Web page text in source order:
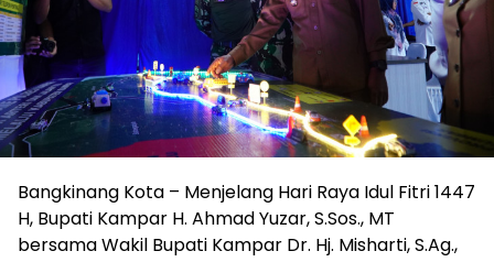
Bangkinang Kota – Menjelang Hari Raya Idul Fitri 1447
H, Bupati Kampar H. Ahmad Yuzar, S.Sos., MT
bersama Wakil Bupati Kampar Dr. Hj. Misharti, S.Ag.,